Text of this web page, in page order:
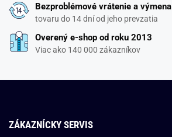
Bezproblémové vrátenie a výmena
tovaru do 14 dní od jeho prevzatia
Overený e-shop od roku 2013
Viac ako 140 000 zákazníkov
ZÁKAZNÍCKY SERVIS